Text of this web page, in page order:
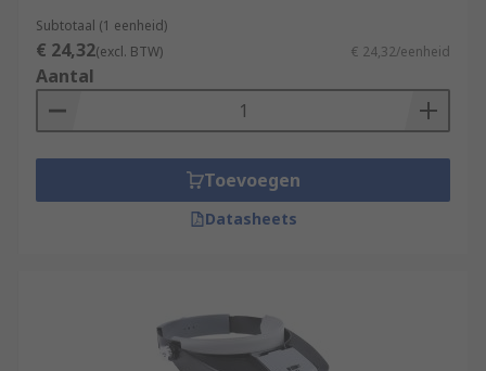
Subtotaal (1 eenheid)
€ 24,32(excl. BTW) € 24,32/eenheid
Aantal
Toevoegen
Datasheets